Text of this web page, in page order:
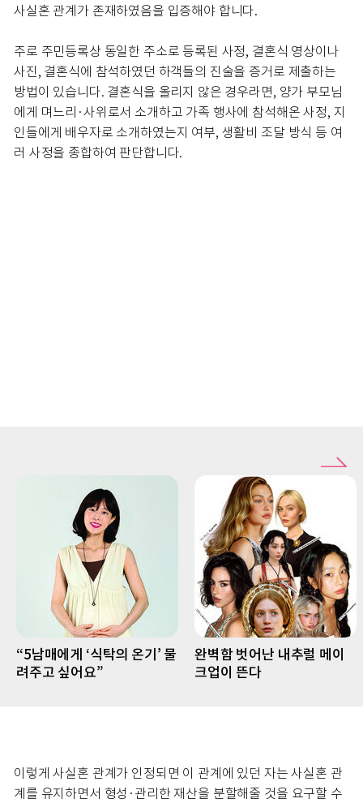
사실혼 관계가 존재하였음을 입증해야 합니다.
주로 주민등록상 동일한 주소로 등록된 사정, 결혼식 영상이나
사진, 결혼식에 참석하였던 하객들의 진술을 증거로 제출하는
방법이 있습니다. 결혼식을 올리지 않은 경우라면, 양가 부모님
에게 며느리·사위로서 소개하고 가족 행사에 참석해온 사정, 지
인들에게 배우자로 소개하였는지 여부, 생활비 조달 방식 등 여
러 사정을 종합하여 판단합니다.
“5남매에게 ‘식탁의 온기’ 물
려주고 싶어요”
완벽함 벗어난 내추럴 메이
크업이 뜬다
이렇게 사실혼 관계가 인정되면 이 관계에 있던 자는 사실혼 관
계를 유지하면서 형성·관리한 재산을 분할해줄 것을 요구할 수